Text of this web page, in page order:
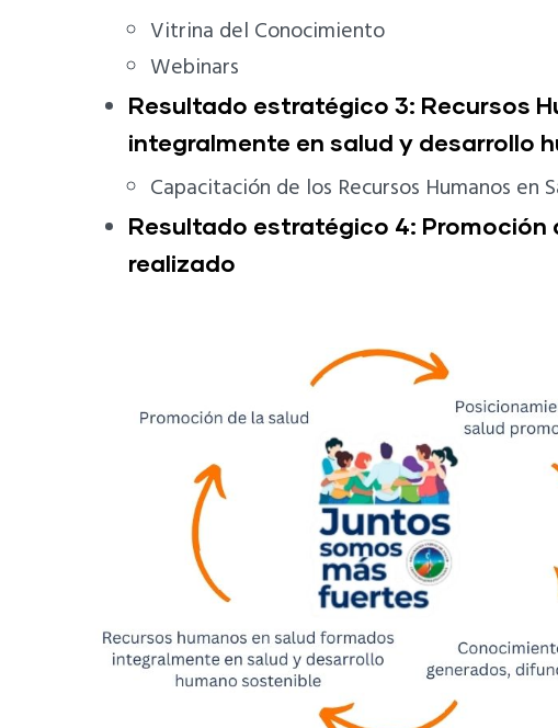
Vitrina del Conocimiento
Webinars
Resultado estratégico 3: Recursos
integralmente en salud y desarrollo
Capacitación de los Recursos Humanos en
Resultado estratégico 4: Promoción
realizado